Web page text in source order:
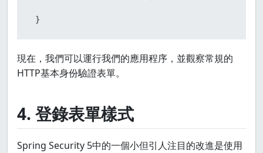
}
現在，我們可以運行我們的應用程序，並觀察常規的
HTTP基本身份驗證表單。
4. 登錄表單樣式
Spring Security 5中的一個小但引人注目的改進是使用